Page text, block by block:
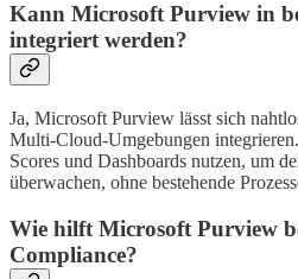
Kann Microsoft Purview in
integriert werden?
Ja, Microsoft Purview lässt sich
Multi-Cloud-Umgebungen
Scores und Dashboards nutzen, um
überwachen, ohne bestehende
Wie hilft Microsoft Purview
Compliance?